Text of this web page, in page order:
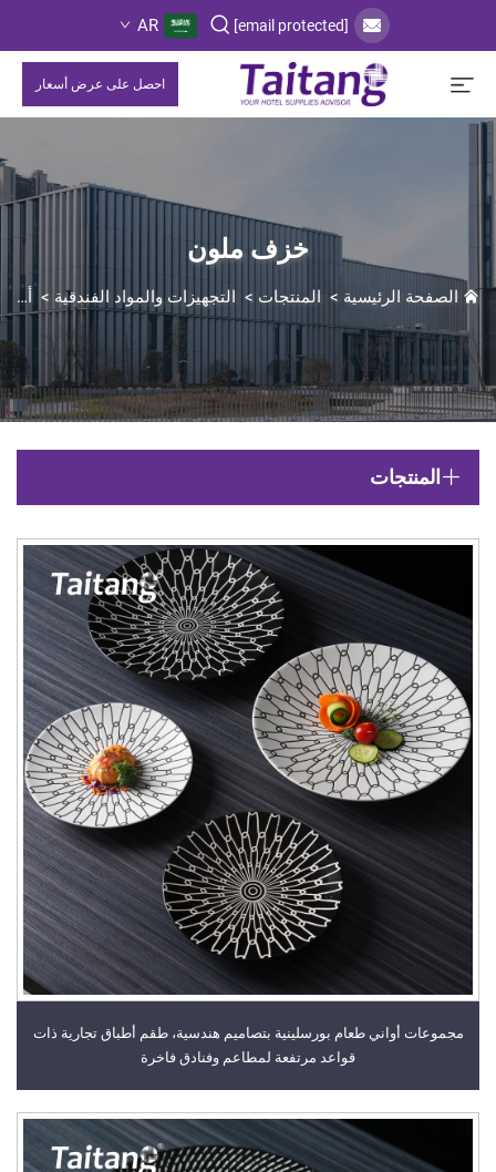
[email protected]
AR
احصل على عرض أسعار
خزف ملون
الصفحة الرئيسية > المنتجات > التجهيزات والمواد الفندقية > أدوات المائدة الخزفية/السيراميك
المنتجات
مجموعات أواني طعام بورسلينية بتصاميم هندسية، طقم أطباق تجارية ذات
قواعد مرتفعة لمطاعم وفنادق فاخرة